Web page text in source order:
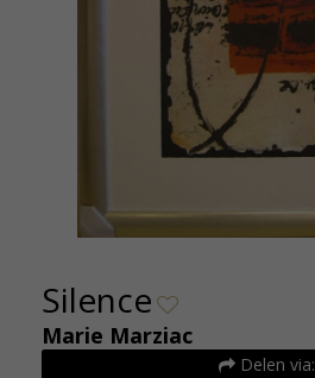
Silence
Marie Marziac
Delen via: